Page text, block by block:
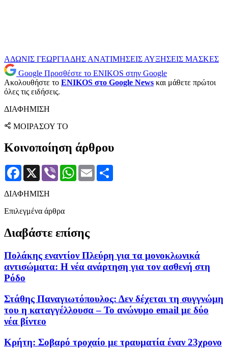
ΑΔΩΝΙΣ ΓΕΩΡΓΙΑΔΗΣ ΑΝΑΤΙΜΗΣΕΙΣ ΑΥΞΗΣΕΙΣ ΜΑΣΚΕΣ
Google Προσθέστε το ENIKOS στην Google
Ακολουθήστε το ENIKOS στο Google News και μάθετε πρώτοι
όλες τις ειδήσεις.
ΔΙΑΦΗΜΙΣΗ
ΜΟΙΡΑΣΟΥ ΤΟ
Κοινοποίηση άρθρου
Facebook
X Viber WhatsApp
Email
ΔΙΑΦΗΜΙΣΗ
Επιλεγμένα άρθρα
Διαβάστε επίσης
Πολάκης εναντίον Πλεύρη για τα μονοκλωνικά
αντισώματα: Η νέα ανάρτηση για τον ασθενή στη
Ρόδο
Στάθης Παναγιωτόπουλος: Δεν δέχεται τη συγγνώμη
του η καταγγέλλουσα – Το ανώνυμο email με δύο
νέα βίντεο
Κρήτη: Σοβαρό τροχαίο με τραυματία έναν 23χρονο